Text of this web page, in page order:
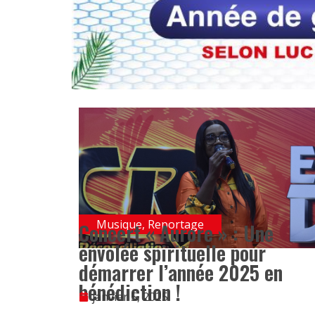
Musique, Reportage
Concert « Aurore » : Une
envolée spirituelle pour
démarrer l’année 2025 en
bénédiction !
janvier 5, 2025